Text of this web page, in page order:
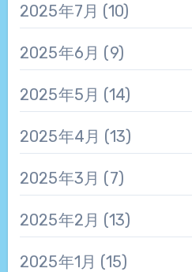
2025年7月 (10)
2025年6月 (9)
2025年5月 (14)
2025年4月 (13)
2025年3月 (7)
2025年2月 (13)
2025年1月 (15)